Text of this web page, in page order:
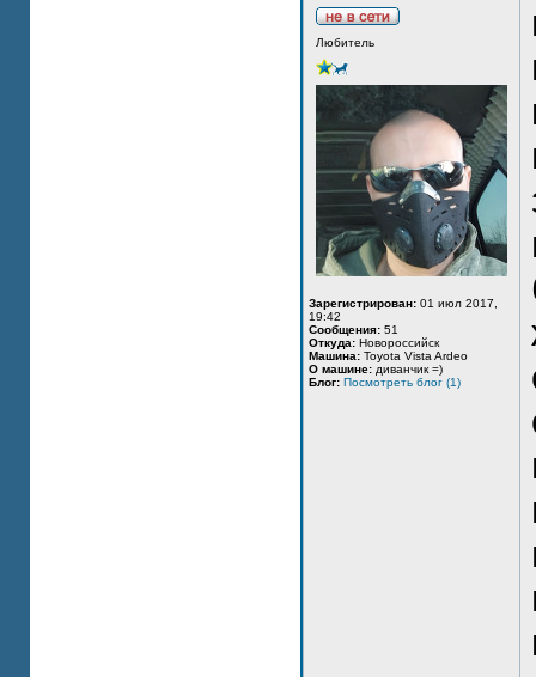
Любитель
Зарегистрирован: 01 июл 2017,
19:42
Сообщения: 51
Откуда: Новороссийск
Машина: Toyota Vista Ardeo
О машине: диванчик =)
Блог: Посмотреть блог (1)